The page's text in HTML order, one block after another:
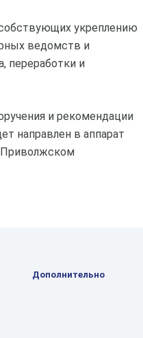
укреплению
ведомств и
переработки и
и рекомендации
направлен в аппарат
Приволжском
Дополнительно